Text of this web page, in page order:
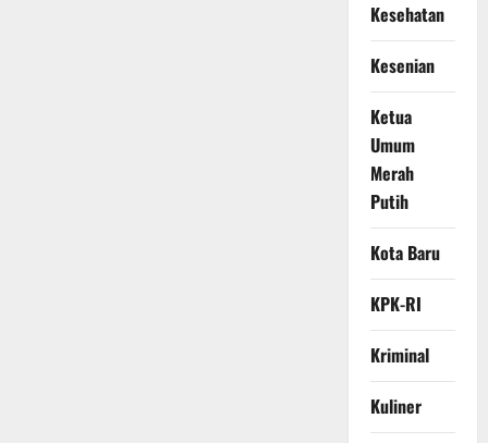
Kesehatan
Kesenian
Ketua
Umum
Merah
Putih
Kota Baru
KPK-RI
Kriminal
Kuliner